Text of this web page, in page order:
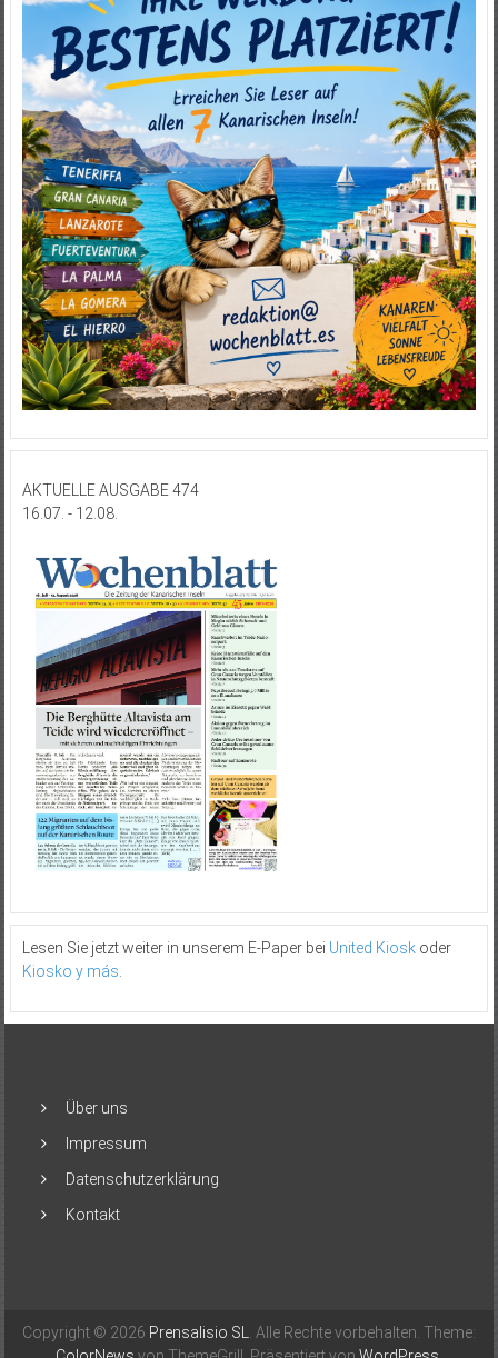
AKTUELLE AUSGABE 474
16.07. - 12.08.
Lesen Sie jetzt weiter in unserem E-Paper bei United Kioskoder
Kiosko y más
Über uns
Impressum
Datenschutzerklärung
Kontakt
Copyright © 2026 Prensalisio SL
. Alle Rechte vorbehalten. Theme: